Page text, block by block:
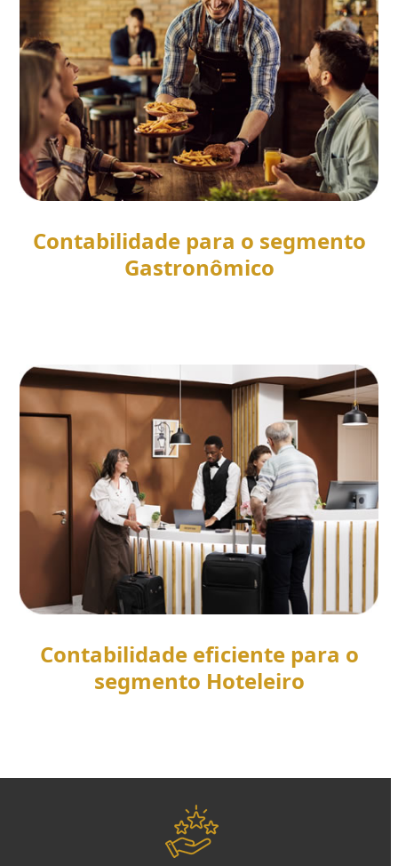
Contabilidade para o segmento
Gastronômico
Contabilidade eficiente para o
segmento Hoteleiro